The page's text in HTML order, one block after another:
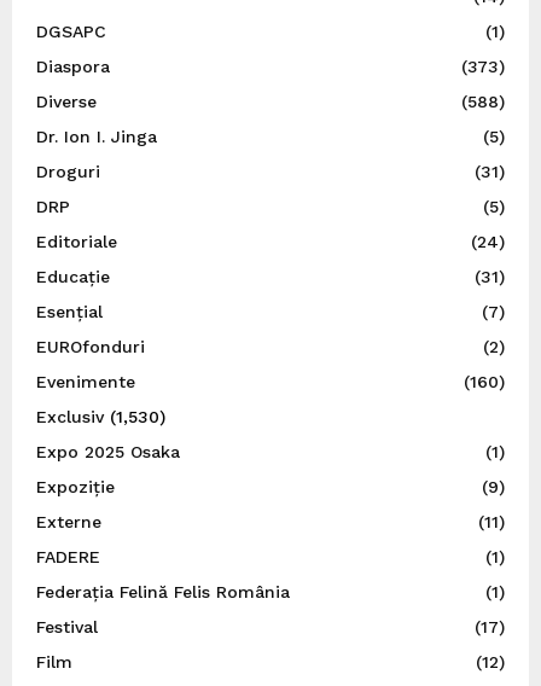
DGSAPC
(1)
Diaspora
(373)
Diverse
(588)
Dr. Ion I. Jinga
(5)
Droguri
(31)
DRP
(5)
Editoriale
(24)
Educație
(31)
Esențial
(7)
EUROfonduri
(2)
Evenimente
(160)
Exclusiv(1,530)
Expo 2025 Osaka
(1)
Expoziție
(9)
Externe
(11)
FADERE
(1)
Federația Felină Felis România
(1)
Festival
(17)
Film
(12)